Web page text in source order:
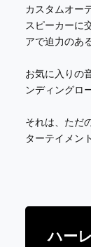
カスタムオー
スピーカーに
アで迫力のあ
お気に入りの
ンディングロ
それは、ただ
ターテイメン
ハー